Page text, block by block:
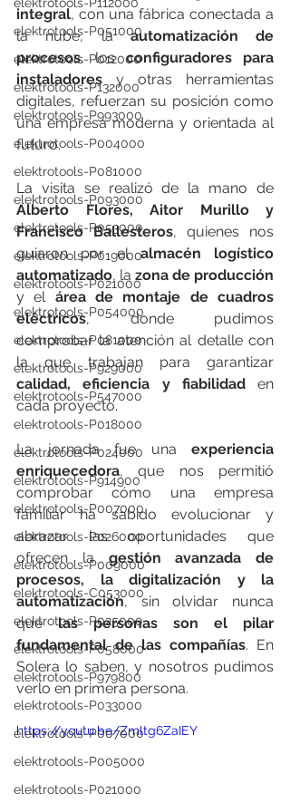
elektrotools-P051000
elektrotools-P012000
elektrotools-P132000
elektrotools-P993000
elektrotools-P004000
elektrotools-P081000
elektrotools-P093000
elektrotools-P053000
elektrotools-P019000
elektrotools-P021000
elektrotools-P054000
elektrotools-P081000
elektrotools-P929000
elektrotools-P547000
elektrotools-P018000
elektrotools-P024000
elektrotools-P914900
elektrotools-P007000
elektrotools-P026000
elektrotools-P009000
elektrotools-C053000
elektrotools-P025000
elektrotools-P058000
elektrotools-P979800
elektrotools-P033000
elektrotools-P007000
elektrotools-P005000
elektrotools-P021000
integral, con una fábrica conectada a
la nube, la automatización de
procesos, los configuradores para
instaladores y otras herramientas
digitales, refuerzan su posición como
una empresa moderna y orientada al
futuro.
Alberto Flores, Aitor Murillo y
Francisco Ballesteros, quienes nos
guiaron por el almacén logístico
automatizado, la zona de producción
y el área de montaje de cuadros
eléctricos, donde pudimos
comprobar la atención al detalle con
calidad, eficiencia y fiabilidad en
cada proyecto.
La jornada fue una experiencia
enriquecedora, que nos permitió
comprobar cómo una empresa
familiar ha sabido evolucionar y
abrazar las oportunidades que
ofrecen la gestión avanzada de
procesos, la digitalización y la
automatización, sin olvidar nunca
que las personas son el pilar
fundamental de las compañías. En
Solera lo saben, y nosotros pudimos
verlo en primera persona.
https://youtu.be/Zmltg6ZaIEY